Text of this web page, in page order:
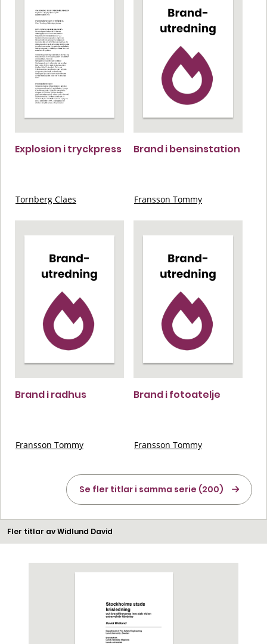
Explosion i tryckpress
Tornberg Claes
Brand i bensinstation
Fransson Tommy
Brand i radhus
Fransson Tommy
Brand i fotoatelje
Fransson Tommy
Se fler titlar i samma serie (200)
Fler titlar av Widlund David